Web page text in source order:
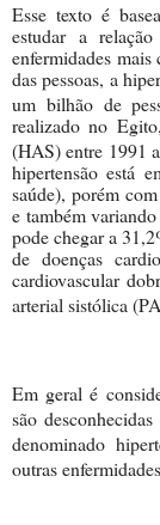
Esse texto é
estudar a
enfermidades mais
das pessoas, a
um bilhão de
realizado no
(HAS) entre 1991
hipertensão está
saúde), porém
e também
pode chegar a
de doenças
cardiovascular
arterial sistólica
Em geral é
são
denominado
outras enfermidades